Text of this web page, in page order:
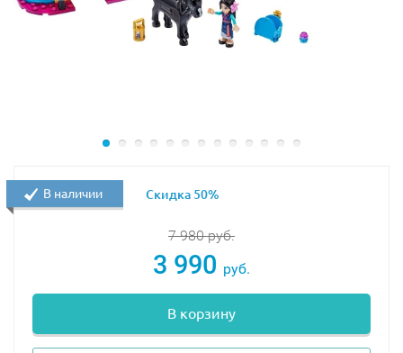
7 980руб.
3 990 руб.
В корзину
В наличии Скидка 50%